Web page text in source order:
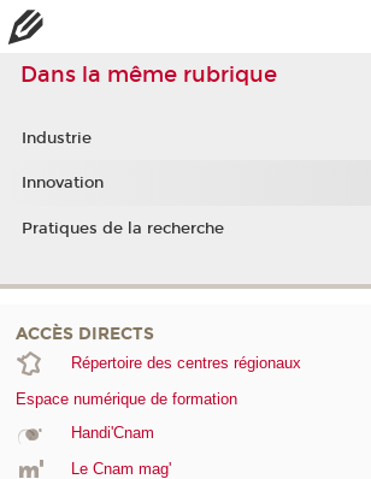
Dans la même rubrique
Industrie
Innovation
Pratiques de la recherche
ACCÈS DIRECTS
Répertoire des centres régionaux
Espace numérique de formation
Handi'Cnam
Le Cnam mag'